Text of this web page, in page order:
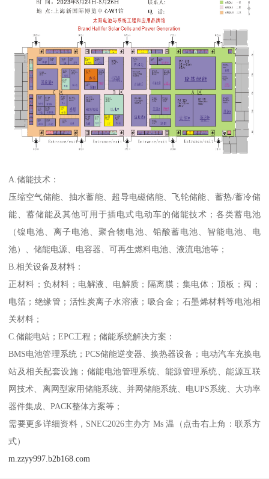
A.储能技术：
压缩空气储能、抽水蓄能、超导电磁储能、飞轮储能、蓄热/蓄冷储
能、蓄储能及其他可用于插电式电动车的储能技术；各类蓄电池
（镍电池、离子电池、聚合物电池、铅酸蓄电池、智能电池、电
池）、储能电源、电容器、可再生燃料电池、液流电池等；
B.相关设备及材料：
正材料；负材料；电解液、电解质；隔离膜；集电体；顶板；阀；
电箔；绝缘管；活性炭离子水溶液；吸合金；石墨烯材料等电池相
关材料；
C.储能电站；EPC工程；储能系统解决方案：
BMS电池管理系统；PCS储能逆变器、换热器设备；电动汽车充换电
站及相关配套设施；储能电池管理系统、能源管理系统、能源互联
网技术、离网型家用储能系统、并网储能系统、电UPS系统、大功率
器件集成、PACK整体方案等；
需要更多详细资料，SNEC2026主办方 Ms 温（点击右上角：联系方
式）
m.zzyy997.b2b168.com